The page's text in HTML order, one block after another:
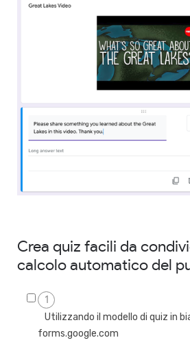
Crea quiz facili da
calcolo automatico del
1
Utilizzando il modello di quiz in
forms.google.com